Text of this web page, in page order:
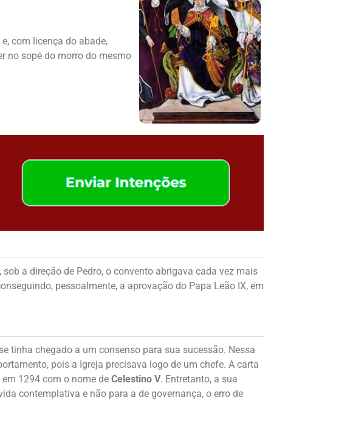
com licença do abade,
no sopé do morro do mesmo
a direção de Pedro, o convento abrigava cada vez mais
pessoalmente, a aprovação do Papa Leão IX, em
tinha chegado a um consenso para sua sucessão. Nessa
pois a Igreja precisava logo de um chefe. A carta
1294 com o nome de Celestino V. Entretanto, a sua
contemplativa e não para a de governança, o erro de